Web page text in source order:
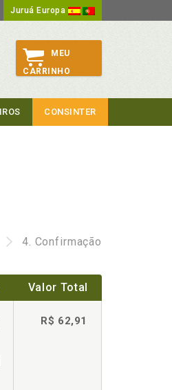
Juruá Europa
MEU
CARRINHO
CONSINTER
4. Confirmação
Valor Total
R$ 62,91